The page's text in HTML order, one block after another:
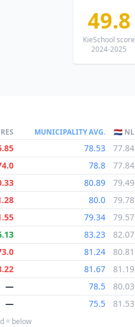
49.8
KieSchool score
2024-2025
MUNICIPALITY AVG. 🇳🇱 NL
78.53
77.84
78.8
77.84
80.89
79.49
80.0
79.78
79.34
79.57
83.23
82.07
81.24
80.81
81.67
81.19
— 78.5
80.03
— 75.5 81.53
= below